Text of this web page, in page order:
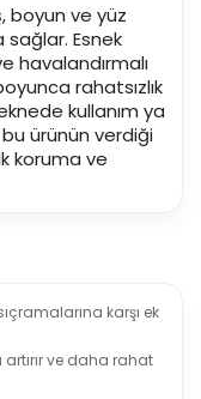
boyun ve yüz
Esnek
havalandırmalı
rahatsızlık
kullanım ya
ürünün verdiği
koruma ve
karşı ek
ve daha rahat